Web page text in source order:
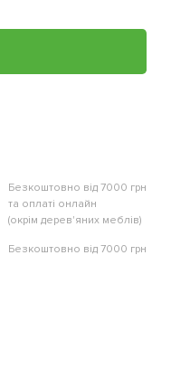
Безкоштовно від 7000 грн
та оплаті онлайн
(окрім дерев'яних меблів)
Безкоштовно від 7000 грн